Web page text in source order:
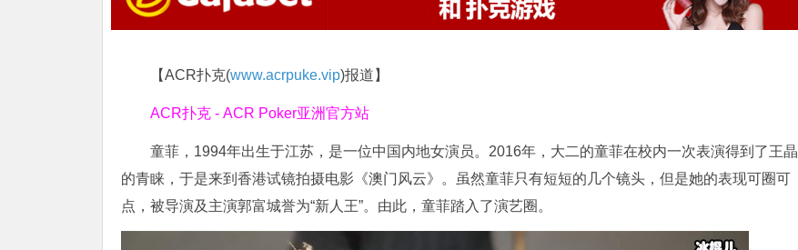
【ACR扑克(www.acrpuke.vip)报道】
ACR扑克 - ACR Poker亚洲官方站
童菲，1994年出生于江苏，是一位中国内地女演员。2016年，大二的童菲在校内一次表演得到了王晶
的青睐，于是来到香港试镜拍摄电影《澳门风云》。虽然童菲只有短短的几个镜头，但是她的表现可圈可
点，被导演及主演郭富城誉为“新人王”。由此，童菲踏入了演艺圈。